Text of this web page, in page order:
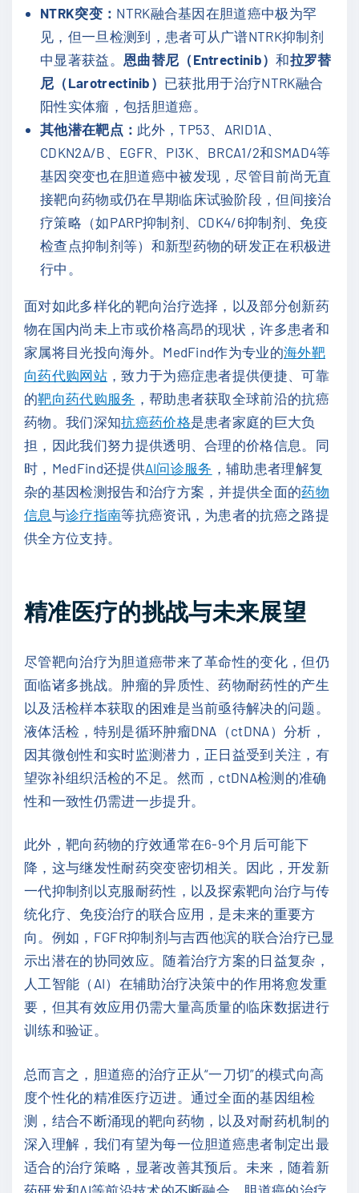
NTRK突变： NTRK融合基因在胆道癌中极为罕
见，但一旦检测到，患者可从广谱NTRK抑制剂
中显著获益。 恩曲替尼（Entrectinib）和拉罗替
尼（Larotrectinib） 已获批用于治疗NTRK融合
阳性实体瘤，包括胆道癌。
其他潜在靶点： 此外，TP53、ARID1A、
CDKN2A/B、EGFR、PI3K、BRCA1/2和SMAD4等
基因突变也在胆道癌中被发现，尽管目前尚无直
接靶向药物或仍在早期临床试验阶段，但间接治
疗策略（如PARP抑制剂、CDK4/6抑制剂、免疫
检查点抑制剂等）和新型药物的研发正在积极进
行中。
面对如此多样化的靶向治疗选择，以及部分创新药
物在国内尚未上市或价格高昂的现状，许多患者和
家属将目光投向海外。MedFind作为专业的海外靶
向药代购网站，致力于为癌症患者提供便捷、可靠
的靶向药代购服务 ，帮助患者获取全球前沿的抗癌
药物。我们深知抗癌药价格是患者家庭的巨大负
担，因此我们努力提供透明、合理的价格信息。同
时，MedFind还提供AI问诊服务 ，辅助患者理解复
杂的基因检测报告和治疗方案，并提供全面的药物
信息与诊疗指南等抗癌资讯，为患者的抗癌之路提
供全方位支持。
精准医疗的挑战与未来展望
尽管靶向治疗为胆道癌带来了革命性的变化，但仍
面临诸多挑战。肿瘤的异质性、药物耐药性的产生
以及活检样本获取的困难是当前亟待解决的问题。
液体活检，特别是循环肿瘤DNA（ctDNA）分析，
因其微创性和实时监测潜力，正日益受到关注，有
望弥补组织活检的不足。然而，ctDNA检测的准确
性和一致性仍需进一步提升。
此外，靶向药物的疗效通常在6-9个月后可能下
降，这与继发性耐药突变密切相关。因此，开发新
一代抑制剂以克服耐药性，以及探索靶向治疗与传
统化疗、免疫治疗的联合应用，是未来的重要方
向。例如，FGFR抑制剂与吉西他滨的联合治疗已显
示出潜在的协同效应。随着治疗方案的日益复杂，
人工智能（AI）在辅助治疗决策中的作用将愈发重
要，但其有效应用仍需大量高质量的临床数据进行
训练和验证。
总而言之，胆道癌的治疗正从“一刀切”的模式向高
度个性化的精准医疗迈进。通过全面的基因组检
测，结合不断涌现的靶向药物，以及对耐药机制的
深入理解，我们有望为每一位胆道癌患者制定出最
适合的治疗策略，显著改善其预后。未来，随着新
药研发和AI等前沿技术的不断融合，胆道癌的治疗